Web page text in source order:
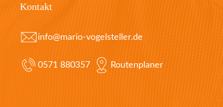
Kontakt
info@mario-vogelsteller.de
0571 880357 Routenplaner